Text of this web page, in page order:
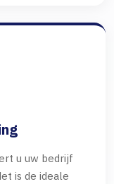
u uw bedrijf
is de ideale